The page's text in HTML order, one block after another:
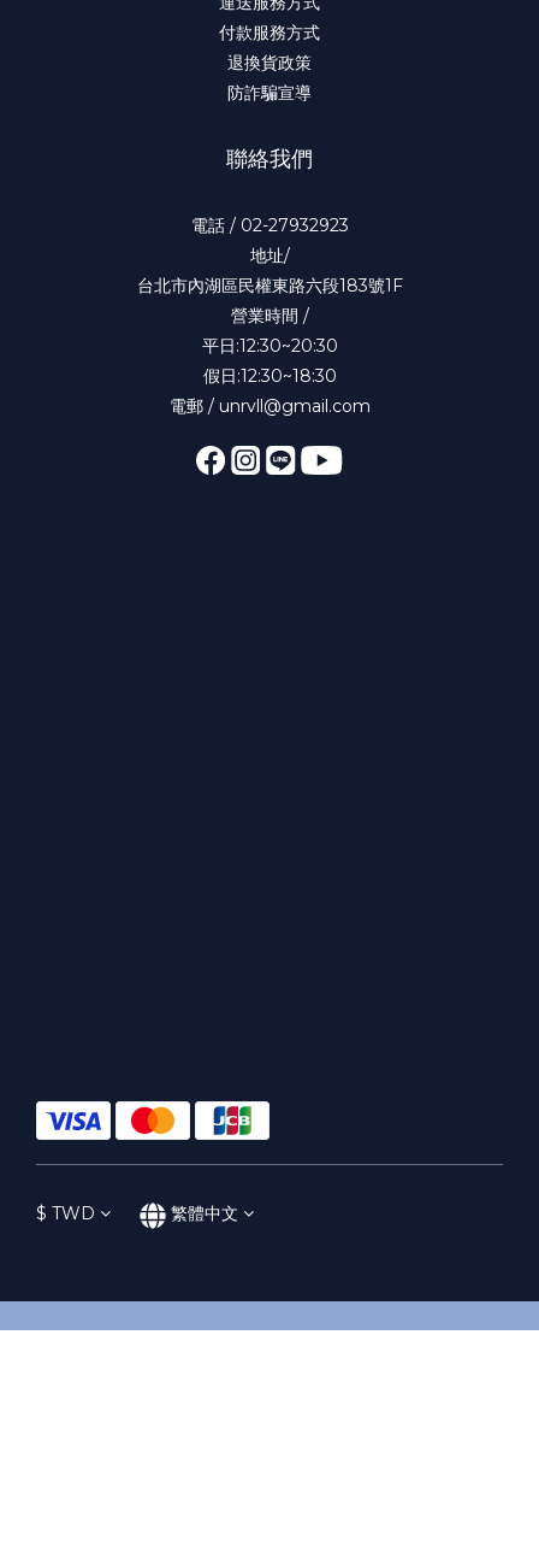
付款服務方式
退換貨政策
防詐騙宣導
聯絡我們
電話 / 02-27932923
地址/
台北市內湖區民權東路六段183號1F
營業時間 /
平日:12:30~20:30
假日:12:30~18:30
電郵 / unrvll@gmail.com
$ TWD 繁體中文